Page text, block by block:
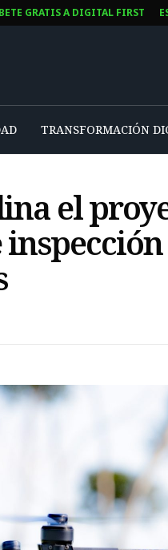
GRATIS A DIGITAL FIRST
TRANSFORMACIÓN
el